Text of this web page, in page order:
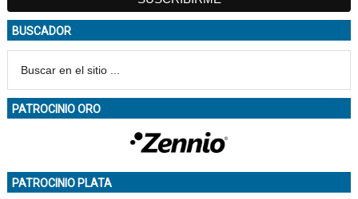
BUSCADOR
PATROCINIO ORO
PATROCINIO PLATA